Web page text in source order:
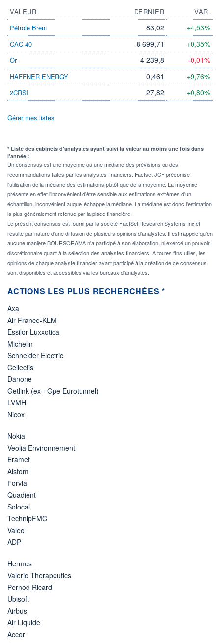
VALEUR DERNIER
VAR.
Pétrole Brent
83,02 +4,53%
CAC 40 8 699,71 +0,35%
Or 4 239,8 -0,01%
HAFFNER ENERGY 0,461 +9,76%
2CRSI 27,82 +0,80%
Gérer mes listes
* Liste des cabinets d'analystes ayant suivi la valeur au moins une fois dans
l'année :
Un consensus est une moyenne ou une médiane des prévisions ou des
recommandations faites par les analystes financiers. Factset JCF préconise
l'utilisation de la médiane des estimations plutôt que de la moyenne. La moyenne
présente en effet l'inconvénient d'être sensible aux estimations extrêmes d'un
échantillon, inconvénient auquel échappe la médiane. La médiane est donc l'estimation
la plus généralement retenue par la place financière.
Le présent consensus est fourni par la société FactSet Research Systems Inc et
résulte par nature d'une diffusion de plusieurs opinions d'analystes. Il est rappelé qu'en
aucune manière BOURSORAMA n'a participé à son élaboration, ni exercé un pouvoir
discrétionnaire quant à la sélection des analystes financiers. A toutes fins utiles, les
opinions de chaque analyste financier ayant participé à la création de ce consensus
sont disponibles et accessibles via les bureaux d'analystes.
ACTIONS LES PLUS RECHERCHÉES *
Axa
Air France-KLM
Essilor Luxxotica
Michelin
Schneider Electric
Cellectis
Danone
Getlink (ex - Gpe Eurotunnel)
LVMH
Nicox
Nokia
Veolia Environnement
Eramet
Alstom
Forvia
Quadient
Solocal
TechnipFMC
Valeo
ADP
Hermes
Valerio Therapeutics
Pernod Ricard
Ubisoft
Airbus
Air Liquide
Accor